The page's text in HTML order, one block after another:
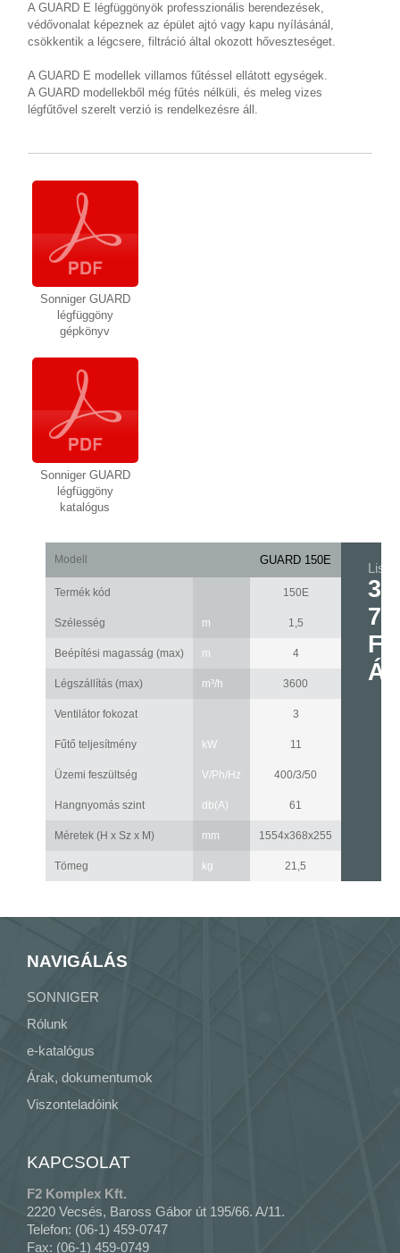
A GUARD E légfüggönyök professzionális berendezések,
védővonalat képeznek az épület ajtó vagy kapu nyílásánál,
csökkentik a légcsere, filtráció által okozott hőveszteséget.
A GUARD E modellek villamos fűtéssel ellátott egységek.
A GUARD modellekből még fűtés nélküli, és meleg vizes
légfűtővel szerelt verzió is rendelkezésre áll.
Sonniger GUARD
légfüggöny
gépkönyv
Sonniger GUARD
légfüggöny
katalógus
Modell GUARD 150E
Termék kód 150E
Szélesség m 1,5
Beépítési magasság (max) m 4
Légszállítás (max) m³/h 3600
Ventilátor fokozat 3
Fűtő teljesítmény kW 11
Üzemi feszültség V/Ph/Hz 400/3/50
Hangnyomás szint db(A) 61
Méretek (H x Sz x M) mm 1554x368x255
Tömeg kg 21,5
Ft
NAVIGÁLÁS
SONNIGER
Rólunk
e-katalógus
Árak, dokumentumok
Viszonteladóink
KAPCSOLAT
F2 Komplex Kft.
2220 Vecsés, Baross Gábor út 195/66. A/11.
Telefon: (06-1) 459-0747
Fax: (06-1) 459-0749